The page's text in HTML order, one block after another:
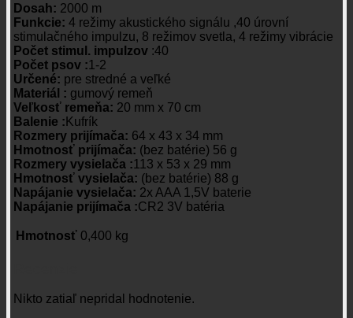
Dosah: 2000 m
Funkcie:4 režimy akustického signálu ,40 úrovní
stimulačného impulzu, 8 režimov svetla, 4 režimy vibrácie
Počet stimul. impulzov :40
Počet psov :1-2
Určené: pre stredné a veľké
Materiál : gumový remeň
Veľkosť remeňa: 20 mm x 70 cm
Balenie : Kufrík
Rozmery prijímača: 64 x 43 x 34 mm
Hmotnosť prijímača: (bez batérie) 56 g
Rozmery vysielača :113 x 53 x 29 mm
Hmotnosť vysielača: (bez batérie) 88 g
Napájanie vysielača: 2x AAA 1,5V baterie
Napájanie prijímača :CR2 3V batéria
Hmotnosť 0,400 kg
Nikto zatiaľ nepridal hodnotenie.